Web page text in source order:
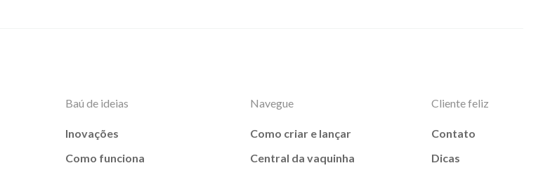
Baú de ideias
Inovações
Como funciona
Navegue
Como criar e lançar
Central da vaquinha
Cliente feliz
Contato
Dicas